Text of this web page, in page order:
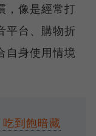
，像是經常打
平台、購物折
自身使用情境
到飽暗藏